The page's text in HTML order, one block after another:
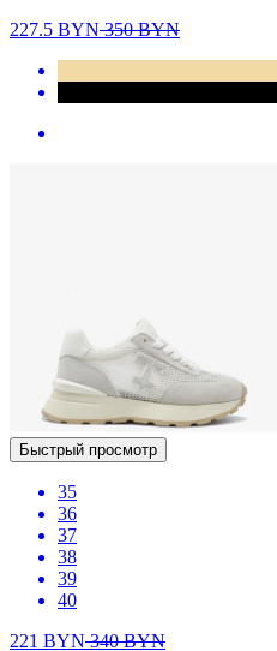
227.5 BYN350BYN
Быстрый просмотр
35
36
37
38
39
40
221 BYN340BYN